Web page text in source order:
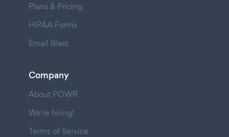
Plans & Pricing
HIPAA Forms
Email Blast
Company
About POWR
We're hiring!
Terms of Service